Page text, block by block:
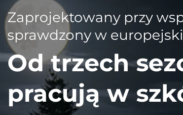
Zaprojektowany przy
sprawdzony w
Od trzech
pracują w